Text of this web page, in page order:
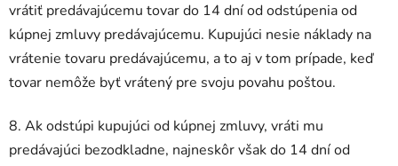
vrátiť predávajúcemu tovar do 14 dní od odstúpenia od
kúpnej zmluvy predávajúcemu. Kupujúci nesie náklady na
vrátenie tovaru predávajúcemu, a to aj v tom prípade, keď
tovar nemôže byť vrátený pre svoju povahu poštou.
8. Ak odstúpi kupujúci od kúpnej zmluvy, vráti mu
predávajúci bezodkladne, najneskôr však do 14 dní od